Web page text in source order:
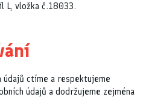
L, vložka č.18033.
údajů ctíme a respektujeme
údajů a dodržujeme zejména